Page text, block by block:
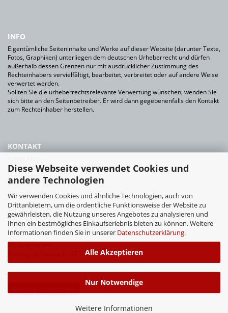
Diese Webseite verwendet Cookies und
andere Technologien
Wir verwenden Cookies und ähnliche Technologien, auch von
Drittanbietern, um die ordentliche Funktionsweise der Website zu
gewährleisten, die Nutzung unseres Angebotes zu analysieren und
Ihnen ein bestmögliches Einkaufserlebnis bieten zu können. Weitere
Informationen finden Sie in unserer Datenschutzerklärung.
Alle Akzeptieren
Nur Notwendige
Weitere Informationen
INFO
Eigentümliche Seiteninhalte und Werke auf dieser Website (darunter Texte,
Fotos, Graphiken) unterliegen dem deutschen Urheberrecht und dürfen
außerhalb dessen Grenzen nur mit ausdrücklicher Zustimmung des
Rechteinhabers vervielfältigt, bearbeitet, verbreitet oder auf andere Weise
verwertet werden.
Sollten Sie die urheberrechtsrelevante Verwertung wünschen, wenden Sie
sich bitte an den Seitenbetreiber. Er wird dann gegebenenfalls den Kontakt
zum Rechteinhaber herstellen.
KONTAKT
Werkzeuge für Bauhandwerk+Industrie
Hinter den Gärten 27
66287 Quierschied
Deutschland
Tel.: 0 68 25 - 97 03 460
Fax: 0 68 25 - 97 03 461
E-Mail:info@vk-profiwerkzeuge.de
Öffnungszeiten:
Montag bis Freitag 8 - 17 Uhr